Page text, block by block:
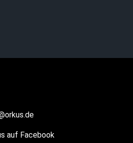
auf Facebook